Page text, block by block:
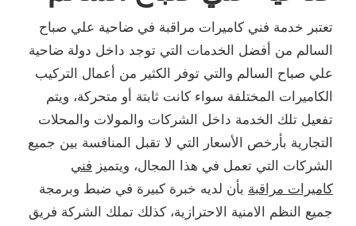
تعتبر خدمة فني كاميرات مراقبة في ضاحية علي صباح
السالم من أفضل الخدمات التي توجد داخل دولة ضاحية
علي صباح السالم والتي توفر الكثير من أعمال التركيب
الكاميرات المختلفة سواء كانت ثابتة أو متحركة، ويتم
تفعيل تلك الخدمة داخل الشركات والمولات والمحلات
التجارية بأرخص الأسعار التي لا تقبل المنافسة بين جميع
الشركات التي تعمل في هذا المجال، ويتميز فني
كاميرات مراقبة بأن لديه خبرة كبيرة في ضبط وبرمجة
جميع النظم الامنية الاحترازية، كذلك تملك الشركة فريق